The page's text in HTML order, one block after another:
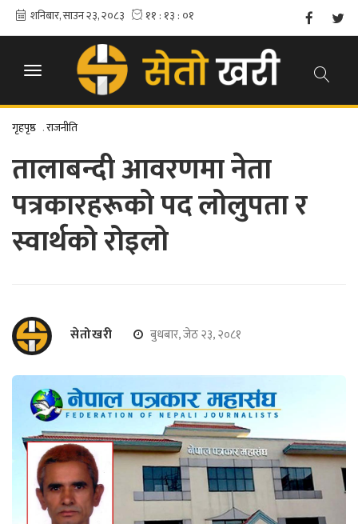
गृहपृष्ठ .राजनीति
तालाबन्दी आवरणमा नेता
पत्रकारहरूको पद लोलुपता र
स्वार्थको रोइलो
सेतोखरी बुधबार, जेठ २३, २०८१